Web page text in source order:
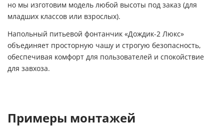
но мы изготовим модель любой высоты под заказ (для
младших классов или взрослых).
Напольный питьевой фонтанчик «Дождик-2 Люкс»
объединяет просторную чашу и строгую безопасность,
обеспечивая комфорт для пользователей и спокойствие
для завхоза.
Примеры монтажей